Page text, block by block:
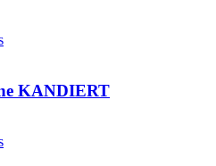
KANDIERT